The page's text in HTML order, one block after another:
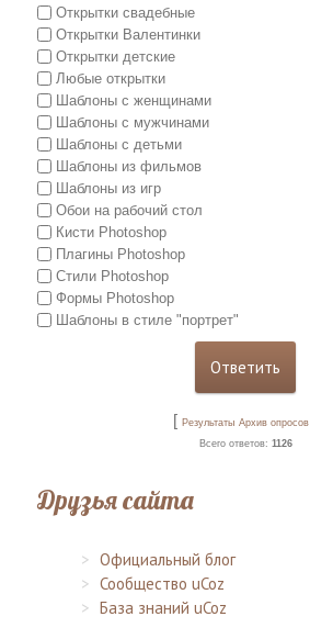
Открытки свадебные
Открытки Валентинки
Открытки детские
Любые открытки
Шаблоны с женщинами
Шаблоны с мужчинами
Шаблоны с детьми
Шаблоны из фильмов
Шаблоны из игр
Обои на рабочий стол
Кисти Photoshop
Плагины Photoshop
Стили Photoshop
Формы Photoshop
Шаблоны в стиле "портрет"
[ Результаты Архив опросов
Всего ответов: 1126
Друзья сайта
Официальный блог
Сообщество uCoz
База знаний uCoz